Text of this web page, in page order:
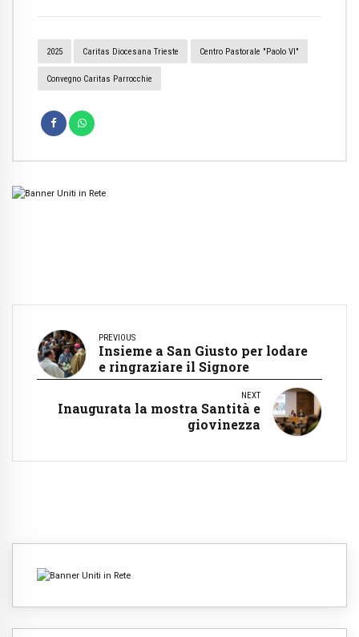
2025 Caritas Diocesana Trieste Centro Pastorale "Paolo VI"
Convegno Caritas Parrocchie
PREVIOUS
Insieme a San Giusto per lodare
e ringraziare il Signore
NEXT
Inaugurata la mostra Santità e
giovinezza